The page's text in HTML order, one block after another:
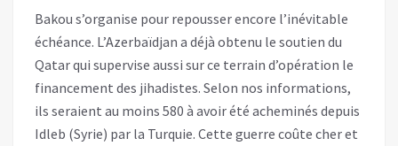
Bakou s’organise pour repousser encore l’inévitable
échéance. L’Azerbaïdjan a déjà obtenu le soutien du
Qatar qui supervise aussi sur ce terrain d’opération le
financement des jihadistes. Selon nos informations,
ils seraient au moins 580 à avoir été acheminés depuis
Idleb (Syrie) par la Turquie. Cette guerre coûte cher et